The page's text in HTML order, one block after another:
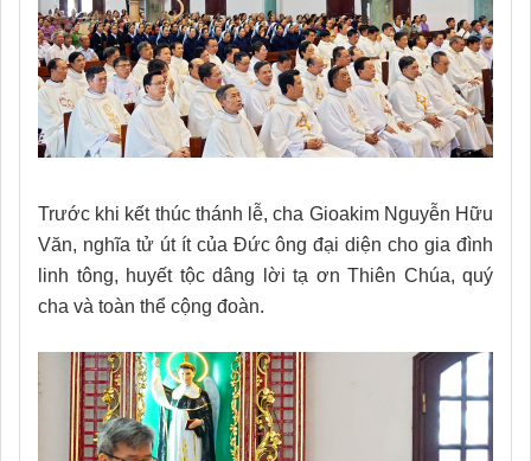
Trước khi kết thúc thánh lễ, cha Gioakim Nguyễn Hữu
Văn, nghĩa tử út ít của Đức ông đại diện cho gia đình
linh tông, huyết tộc dâng lời tạ ơn Thiên Chúa, quý
cha và toàn thể cộng đoàn.